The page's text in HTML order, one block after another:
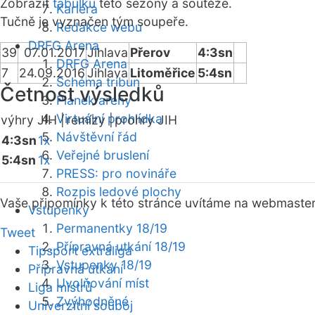
Kariéra
Redakce webu
DRFG Arena
DRFG Arena
Schéma tribun
Plánek areny
Virtuální prohlídka
Návštěvní řád
Veřejné bruslení
PRESS: pro novináře
Rozpis ledové plochy
Vstupenky
Permanentky 18/19
Přípravná utkání 18/19
Vstupenky 18/19
Uvolňování míst
Zvýhodněné
Zobrazit tabulku této sezóny a soutěže.
Tučně je vyznačen tým soupeře.
39 07.01.2017Jihlava Přerov
4:3sn
7
24.09.2016Jihlava Litoměřice 5:4sn
Četnost výsledků
výhry JIH |remízy |prohry JIH
4:3sn1x
5:4sn 1x
Vaše připomínky k této stránce uvítáme na webmaster
Tweet
Tipsport extraliga
Přípravná utkání
Liga mistrů
Univerzitní souboj